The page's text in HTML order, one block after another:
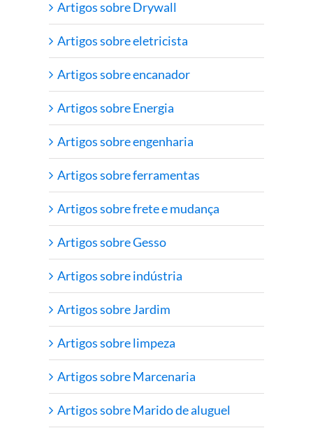
Artigos sobre Drywall
Artigos sobre eletricista
Artigos sobre encanador
Artigos sobre Energia
Artigos sobre engenharia
Artigos sobre ferramentas
Artigos sobre frete e mudança
Artigos sobre Gesso
Artigos sobre indústria
Artigos sobre Jardim
Artigos sobre limpeza
Artigos sobre Marcenaria
Artigos sobre Marido de aluguel